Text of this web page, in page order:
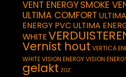
VENT ENERGYSMOKE
ULTIMA COMFORT
ENERGY PVC ULTIMA
WHITE
Vernist hout VERTICA
WHITEVISION ENERGYVISION
gelakt ZOZ